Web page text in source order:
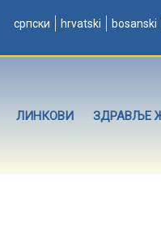
српски hrvatski bosanski
ЛИНКОВИ ЗДРАВЉЕ